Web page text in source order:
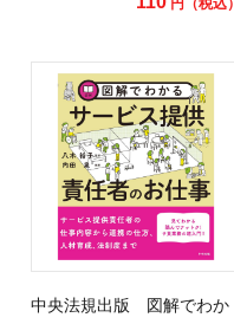
円（税込）
中央法規出版 図解でわか